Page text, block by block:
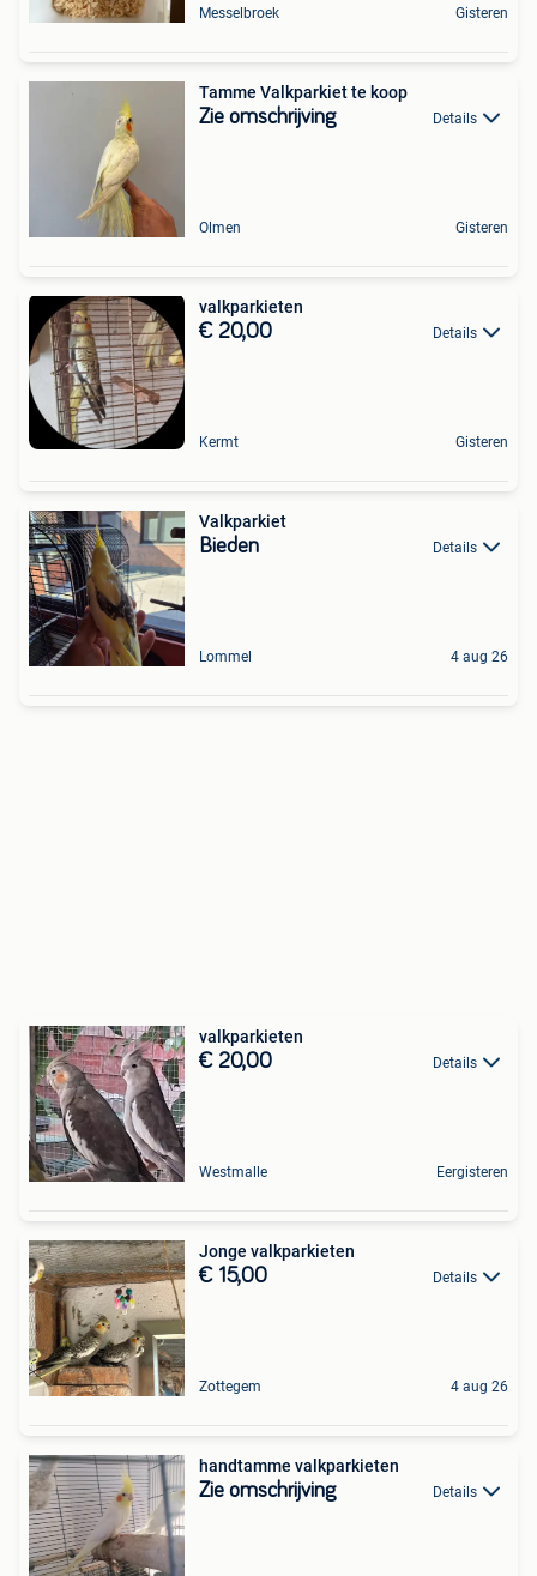
Messelbroek Gisteren
Tamme Valkparkiet te koop
Zie omschrijving Details
Olmen Gisteren
valkparkieten
€ 20,00 Details
Kermt Gisteren
Valkparkiet
Bieden Details
Lommel 4 aug 26
valkparkieten
€ 20,00 Details
Westmalle Eergisteren
Jonge valkparkieten
€ 15,00 Details
Zottegem 4 aug 26
handtamme valkparkieten
Zie omschrijving Details